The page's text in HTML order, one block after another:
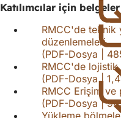
z
Katılımcılar için belgeler
RMCC'de teknik
düzenlemeleri
PDF-Dosya
RMCC'de
PDF-Dosya
RMCC Erişim
PDF-Dosya
Yükleme